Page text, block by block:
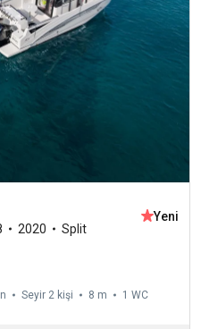
2020 Split
Yeni
Seyir 2 kişi 8 m 1 WC